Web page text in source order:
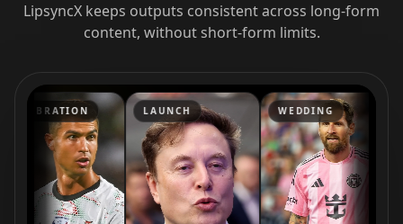
LipsyncX keeps outputs consistent across long-form
content, without short-form limits.
LAUNCH WEDDING